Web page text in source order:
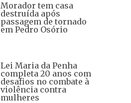
Morador tem casa
destruída após
passagem de tornado
em Pedro Osório
Lei Maria da Penha
completa 20 anos com
desafios no combate à
violência contra
mulheres